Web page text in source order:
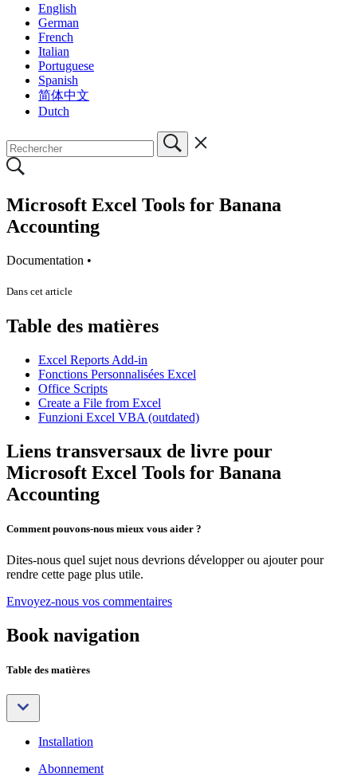
English
German
French
Italian
Portuguese
Spanish
简体中文
Dutch
Microsoft Excel Tools for Banana
Accounting
Documentation •
Dans cet article
Table des matières
Excel Reports Add-in
Fonctions Personnalisées Excel
Office Scripts
Create a File from Excel
Funzioni Excel VBA (outdated)
Liens transversaux de livre pour
Microsoft Excel Tools for Banana
Accounting
Comment pouvons-nous mieux vous aider ?
Dites-nous quel sujet nous devrions développer ou ajouter pour
rendre cette page plus utile.
Envoyez-nous vos commentaires
Book navigation
Table des matières
Installation
Abonnement